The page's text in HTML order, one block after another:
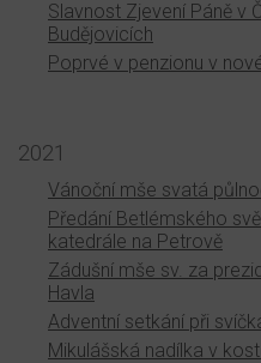
Slavnost Zjevení Páně v
Budějovicích
Poprvé v penzionu v
2021
Vánoční mše svatá
Předání Betlémského
katedrále na Petrově
Zádušní mše sv. za
Havla
Adventní setkání při
Mikulášská nadílka v